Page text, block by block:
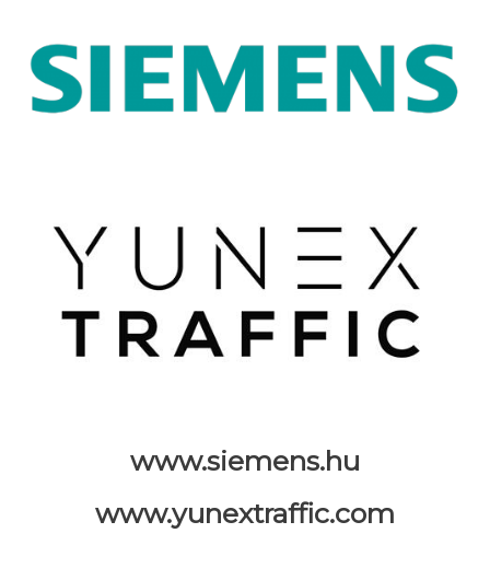
www.siemens.hu
www.yunextraffic.com